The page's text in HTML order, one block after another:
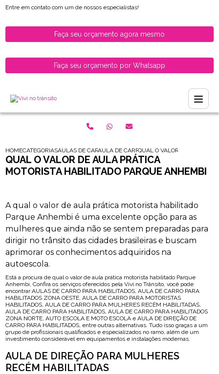
Entre em contato com um de nossos especialistas!
Faça seu orçamento agora mesmo
Faça seu orçamento por Whatsapp
HOMECATEGORIASAULAS DE CARRO PARA HABILITADOS
AULA DE CARRO PARA MULHERES RECEM
QUAL O VALOR DE AULA
QUAL O VALOR DE AULA PRÁTICA
MOTORISTA HABILITADO PARQUE ANHEMBI
A qual o valor de aula prática motorista habilitado
Parque Anhembi é uma excelente opção para as
mulheres que ainda não se sentem preparadas para
dirigir no trânsito das cidades brasileiras e buscam
aprimorar os conhecimentos adquiridos na
autoescola.
Está a procura de qual o valor de aula prática motorista habilitado Parque
Anhembi, Confira os serviços oferecidos pela Vivi no Trânsito, você pode
encontrar AULAS DE CARRO PARA HABILITADOS, AULA DE CARRO PARA
HABILITADOS ZONA OESTE, AULA DE CARRO PARA MOTORISTAS
HABILITADOS, AULA DE CARRO PARA MULHERES RECÉM HABILITADAS,
AULA DE CARRO PARA HABILITADOS, AULA DE CARRO PARA HABILITADOS
ZONA NORTE, AUTO ESCOLA E MOTO ESCOLA e AULA DE DIREÇÃO DE
CARRO PARA HABILITADOS, entre outras alternativas. Tudo isso graças a um
grupo de profissionais qualificados e especializados no ramo, além de um
investimento considerável em equipamentos e instalações modernas.
AULA DE DIREÇÃO PARA MULHERES
RECÉM HABILITADAS